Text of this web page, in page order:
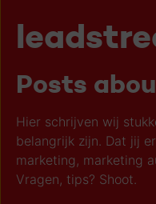
Posts
Hier schrijven wij
belangrijk zijn. Dat jij
marketing, marketing
Vragen, tips? Shoot.